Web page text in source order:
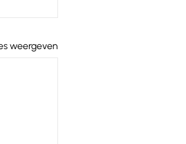
weergeven